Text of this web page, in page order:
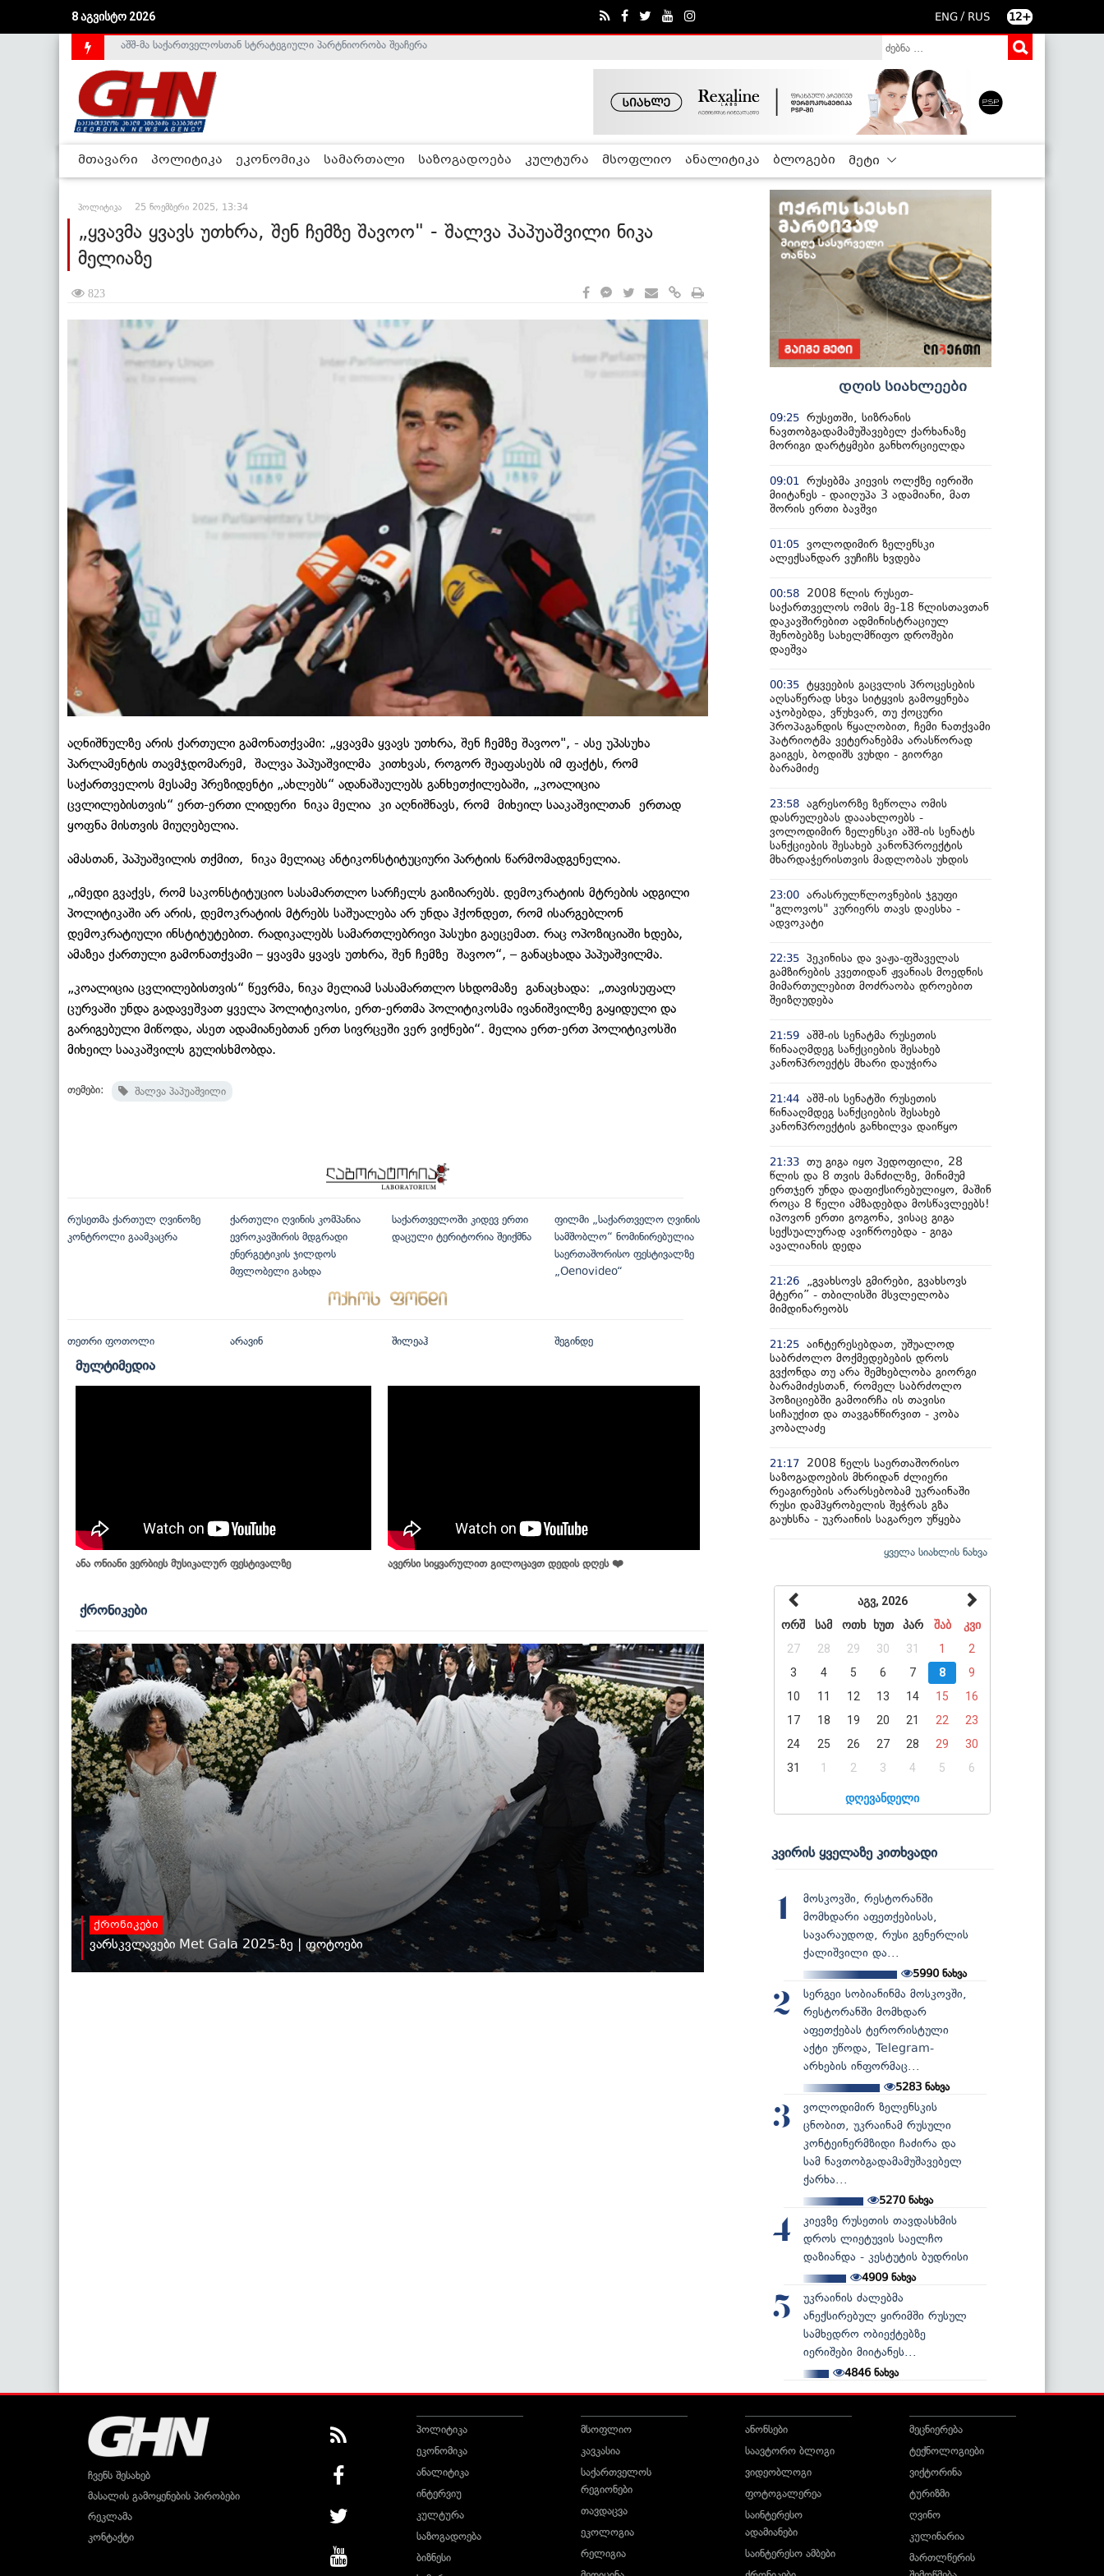
8 აგვისტო 2026 ENG / RUS 12+
საქართველოს დე-ფაქტო მთავრობა არალეგიტიმურია - ჰელსინკის კომისია
მთავარი პოლიტიკა ეკონომიკა სამართალი საზოგადოება კულტურა მსოფლიო ანალიტიკა ბლოგები მეტი
პოლიტიკა 25 ნოემბერი 2025, 13:34
„ყვავმა ყვავს უთხრა, შენ ჩემზე შავოო" - შალვა პაპუაშვილი ნიკა
მელიაზე
823
აღნიშნულზე არის ქართული გამონათქვამი: „ყვავმა ყვავს უთხრა, შენ ჩემზე შავოო", - ასე უპასუხა
პარლამენტის თავმჯდომარემ, შალვა პაპუაშვილმა კითხვას, როგორ შეაფასებს იმ ფაქტს, რომ
საქართველოს მესამე პრეზიდენტი „ახლებს“ ადანაშაულებს განხეთქილებაში, „კოალიცია
ცვლილებისთვის“ ერთ-ერთი ლიდერი ნიკა მელია კი აღნიშნავს, რომ მიხეილ სააკაშვილთან ერთად
ყოფნა მისთვის მიუღებელია.
ამასთან, პაპუაშვილის თქმით, ნიკა მელიაც ანტიკონსტიტუციური პარტიის წარმომადგენელია.
„იმედი გვაქვს, რომ საკონსტიტუციო სასამართლო სარჩელს გაიზიარებს. დემოკრატიის მტრების ადგილი
პოლიტიკაში არ არის, დემოკრატიის მტრებს საშუალება არ უნდა ჰქონდეთ, რომ ისარგებლონ
დემოკრატიული ინსტიტუტებით. რადიკალებს სამართლებრივი პასუხი გაეცემათ. რაც ოპოზიციაში ხდება,
ამაზეა ქართული გამონათქვამი – ყვავმა ყვავს უთხრა, შენ ჩემზე შავოო“, – განაცხადა პაპუაშვილმა.
„კოალიცია ცვლილებისთვის“ წევრმა, ნიკა მელიამ სასამართლო სხდომაზე განაცხადა: „თავისუფალ
ცურვაში უნდა გადავეშვათ ყველა პოლიტიკოსი, ერთ-ერთმა პოლიტიკოსმა ივანიშვილზე გაყიდული და
გარიგებული მიწოდა, ასეთ ადამიანებთან ერთ სივრცეში ვერ ვიქნები“. მელია ერთ-ერთ პოლიტიკოსში
მიხეილ სააკაშვილს გულისხმობდა.
თემები: შალვა პაპუაშვილი
რუსეთმა ქართულ ღვინოზე
კონტროლი გაამკაცრა
ქართული ღვინის კომპანია
ევროკავშირის მდგრადი
ენერგეტიკის ჯილდოს
მფლობელი გახდა
საქართველოში კიდევ ერთი
დაცული ტერიტორია შეიქმნა
ფილმი „საქართველო ღვინის
სამშობლო“ ნომინირებულია
საერთაშორისო ფესტივალზე
„Oenovideo“
თეთრი ფოთოლი არავინ შილეაჰ შეგინდე
მულტიმედია
ანა ონიანი ვერბიეს მუსიკალურ ფესტივალზე ავერსი სიყვარულით გილოცავთ დედის დღეს ❤️
ქრონიკები
ქრონიკები
ვარსკვლავები Met Gala 2025-ზე | ფოტოები
დღის სიახლეები
09:25 რუსეთში, სიზრანის
ნავთობგადამამუშავებელ ქარხანაზე
მორიგი დარტყმები განხორციელდა
09:01
რუსებმა კიევის ოლქზე იერიში
მიიტანეს - დაიღუპა 3 ადამიანი, მათ
შორის ერთი ბავშვი
01:05 ვოლოდიმირ ზელენსკი
ალექსანდარ ვუჩიჩს ხვდება
00:58
2008 წლის რუსეთ-
საქართველოს ომის მე-18 წლისთავთან
დაკავშირებით ადმინისტრაციულ
შენობებზე სახელმწიფო დროშები
დაეშვა
00:35 ტყვეების გაცვლის პროცესების
აღსაწერად სხვა სიტყვის გამოყენება
აჯობებდა, ვწუხვარ, თუ ქოცური
პროპაგანდის წყალობით, ჩემი ნათქვამი
პატრიოტმა ვეტერანებმა არასწორად
გაიგეს, ბოდიშს ვუხდი - გიორგი
ბარამიძე
23:58 აგრესორზე ზეწოლა ომის
დასრულებას დააახლოებს -
ვოლოდიმირ ზელენსკი აშშ-ის სენატს
სანქციების შესახებ კანონპროექტის
მხარდაჭერისთვის მადლობას უხდის
23:00 არასრულწლოვნების ჯგუფი
"გლოვოს" კურიერს თავს დაესხა -
ადვოკატი
22:35 პეკინისა და ვაჟა-ფშაველას
გამზირების კვეთიდან ჟვანიას მოედნის
მიმართულებით მოძრაობა დროებით
შეიზღუდება
21:59 აშშ-ის სენატმა რუსეთის
წინააღმდეგ სანქციების შესახებ
კანონპროექტს მხარი დაუჭირა
21:44 აშშ-ის სენატში რუსეთის
წინააღმდეგ სანქციების შესახებ
კანონპროექტის განხილვა დაიწყო
21:33 თუ გიგა იყო პედოფილი, 28
წლის და 8 თვის მანძილზე, მინიმუმ
ერთჯერ უნდა დაფიქსირებულიყო, მაშინ
როცა 8 წელი ამზადებდა მოსწავლეებს!
იპოვონ ერთი გოგონა, ვისაც გიგა
სექსუალურად ავიწროებდა - გიგა
ავალიანის დედა
21:26
„გვახსოვს გმირები, გვახსოვს
მტერი” - თბილისში მსვლელობა
მიმდინარეობს
21:25 აინტერესებდათ, უშუალოდ
საბრძოლო მოქმედებების დროს
გვქონდა თუ არა შემხებლობა გიორგი
ბარამიძესთან, რომელ საბრძოლო
პოზიციებში გამოირჩა ის თავისი
სიჩაუქით და თავგანწირვით - კობა
კობალაძე
21:17
2008 წელს საერთაშორისო
საზოგადოების მხრიდან ძლიერი
რეაგირების არარსებობამ უკრაინაში
რუსი დამპყრობელის შეჭრას გზა
გაუხსნა - უკრაინის საგარეო უწყება
ყველა სიახლის ნახვა
აგვ, 2026
ორშ
სამ ოთხ ხუთ პარ შაბ
კვი
27
28 29 30 31 1
2
3
4 5 6 7 8
9
10
11 12 13 14 15
16
17
18 19 20 21 22
23
24
25 26 27 28 29
30
31
1 2 3 4 5 6
დღევანდელი
კვირის ყველაზე კითხვადი
1
მოსკოვში, რესტორანში
მომხდარი აფეთქებისას,
სავარაუდოდ, რუსი გენერლის
ქალიშვილი და...
5990ნახვა
2
სერგეი სობიანინმა მოსკოვში,
რესტორანში მომხდარ
აფეთქებას ტერორისტული
აქტი უწოდა, Telegram-
არხების ინფორმაც...
5283 ნახვა
3
ვოლოდიმირ ზელენსკის
ცნობით, უკრაინამ რუსული
კონტეინერმზიდი ჩაძირა და
სამ ნავთობგადამამუშავებელ
ქარხა...
5270ნახვა
4
კიევზე რუსეთის თავდასხმის
დროს ლიეტუვის საელჩო
დაზიანდა - კესტუტის ბუდრისი
4909ნახვა
5
უკრაინის ძალებმა
ანექსირებულ ყირიმში რუსულ
სამხედრო ობიექტებზე
იერიშები მიიტანეს...
4846ნახვა
ჩვენს შესახებ
მასალის გამოყენების პირობები
რეკლამა
კონტაქტი
პოლიტიკა
ეკონომიკა
ანალიტიკა
ინტერვიუ
კულტურა
საზოგადოება
ბიზნესი
მსოფლიო
კავკასია
საქართველოს
რეგიონები
თავდაცვა
ეკოლოგია
რელიგია
ანონსები
საავტორო ბლოგი
ვიდეობლოგი
ფოტოგალერეა
საინტერესო
ადამიანები
საინტერესო ამბები
მეცნიერება
ტექნოლოგიები
ვიქტორინა
ტურიზმი
ღვინო
კულინარია
მართლწერის